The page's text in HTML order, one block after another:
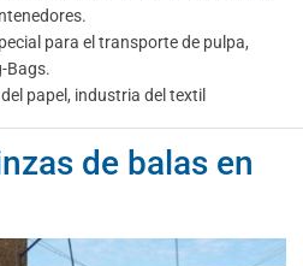
para el transporte de pulpa,
Bags.
papel, industria del textil
de balas en